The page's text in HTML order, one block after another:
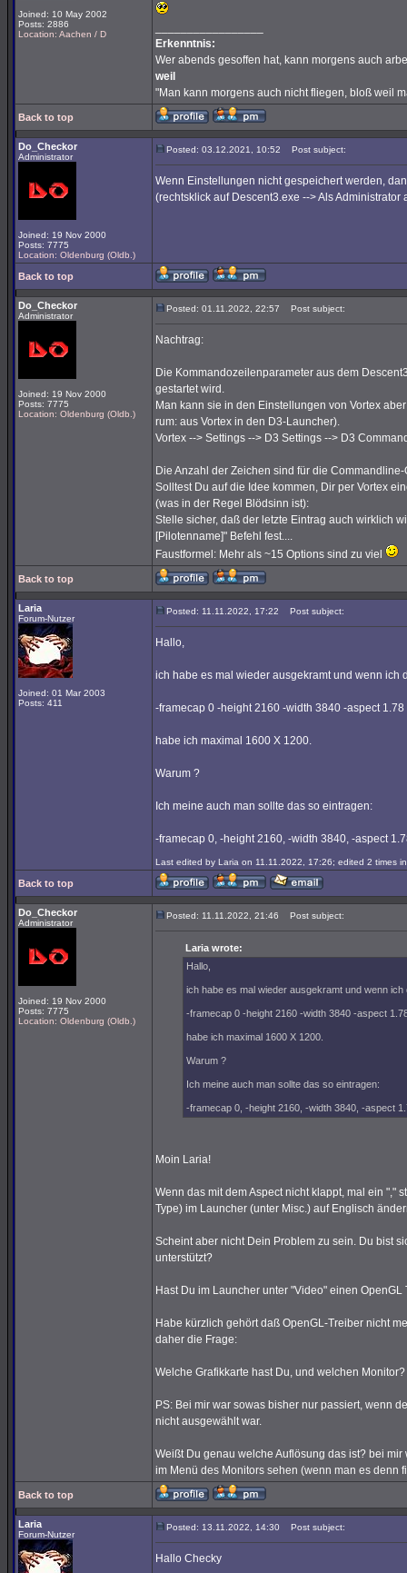
Joined: 10 May 2002
Posts: 2886
Location: Aachen / D
Erkenntnis:
Wer abends gesoffen hat, kann morgens auch
weil
"Man kann morgens auch nicht fliegen, bloß weil
Back to top
Do_Checkor
Administrator
Joined: 19 Nov 2000
Posts: 7775
Location: Oldenburg (Oldb.)
Posted: 03.12.2021, 10:52 Post subject:
Wenn Einstellungen nicht gespeichert werden,
(rechtsklick auf Descent3.exe --> Als Administrator
Back to top
Do_Checkor
Administrator
Joined: 19 Nov 2000
Posts: 7775
Location: Oldenburg (Oldb.)
Posted: 01.11.2022, 22:57 Post subject:
Nachtrag:
Die Kommandozeilenparameter aus dem
gestartet wird.
Man kann sie in den Einstellungen von Vortex
rum: aus Vortex in den D3-Launcher).
Vortex --> Settings --> D3 Settings --> D3
Die Anzahl der Zeichen sind für die
Solltest Du auf die Idee kommen, Dir per Vortex
(was in der Regel Blödsinn ist):
Stelle sicher, daß der letzte Eintrag auch wirklich
[Pilotenname]" Befehl fest....
Faustformel: Mehr als ~15 Options sind zu viel
Back to top
Laria
Forum-Nutzer
Joined: 01 Mar 2003
Posts: 411
Posted: 11.11.2022, 17:22 Post subject:
Hallo,
ich habe es mal wieder ausgekramt und wenn ich
-framecap 0 -height 2160 -width 3840 -aspect 1.78
habe ich maximal 1600 X 1200.
Warum ?
Ich meine auch man sollte das so eintragen:
-framecap 0, -height 2160, -width 3840, -aspect
Last edited by Laria on 11.11.2022, 17:26; edited 2 times
Back to top
Do_Checkor
Administrator
Joined: 19 Nov 2000
Posts: 7775
Location: Oldenburg (Oldb.)
Posted: 11.11.2022, 21:46 Post subject:
Laria wrote:
Hallo,
ich habe es mal wieder ausgekramt und wenn
-framecap 0 -height 2160 -width 3840 -aspect
habe ich maximal 1600 X 1200.
Warum ?
Ich meine auch man sollte das so eintragen:
-framecap 0, -height 2160, -width 3840, -aspect
Moin Laria!
Wenn das mit dem Aspect nicht klappt, mal ein ","
Type) im Launcher (unter Misc.) auf Englisch
Scheint aber nicht Dein Problem zu sein. Du bist
unterstützt?
Hast Du im Launcher unter "Video" einen
Habe kürzlich gehört daß OpenGL-Treiber nicht
daher die Frage:
Welche Grafikkarte hast Du, und welchen Monitor?
PS: Bei mir war sowas bisher nur passiert, wenn
nicht ausgewählt war.
Weißt Du genau welche Auflösung das ist? bei
im Menü des Monitors sehen (wenn man es denn
Back to top
Laria
Forum-Nutzer
Posted: 13.11.2022, 14:30 Post subject:
Hallo Checky